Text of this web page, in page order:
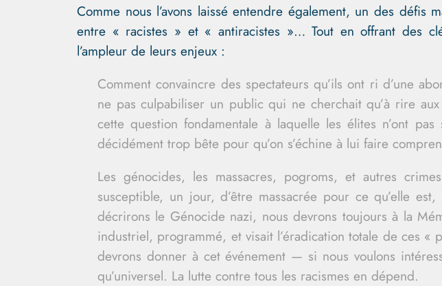
Comme nous l’avons laissé entendre également, un des défis
entre « racistes » et « antiracistes »… Tout en offrant des
l’ampleur de leurs enjeux :
Comment convaincre des spectateurs qu’ils ont ri d’une
ne pas culpabiliser un public qui ne cherchait qu’à rire
cette question fondamentale à laquelle les élites n’ont
décidément trop bête pour qu’on s’échine à lui faire
Les génocides, les massacres, pogroms, et autres
susceptible, un jour, d’être massacrée pour ce qu’elle
décrirons le Génocide nazi, nous devrons toujours à la
industriel, programmé, et visait l’éradication totale de ces
devrons donner à cet événement — si nous voulons
qu’universel. La lutte contre tous les racismes en dépend.